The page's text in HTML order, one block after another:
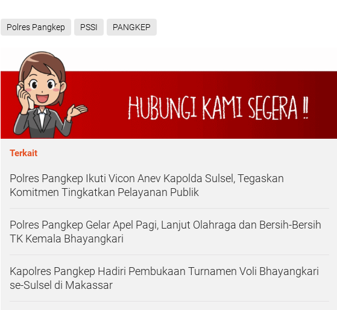
Polres Pangkep PSSI PANGKEP
Terkait
Polres Pangkep Ikuti Vicon Anev Kapolda Sulsel, Tegaskan
Komitmen Tingkatkan Pelayanan Publik
Polres Pangkep Gelar Apel Pagi, Lanjut Olahraga dan Bersih-Bersih
TK Kemala Bhayangkari
Kapolres Pangkep Hadiri Pembukaan Turnamen Voli Bhayangkari
se-Sulsel di Makassar